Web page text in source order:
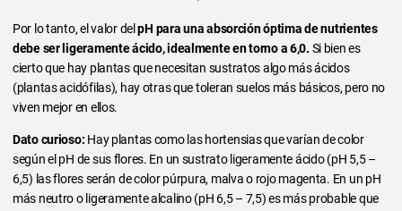
Por lo tanto, el valor delpH para una absorción óptima de nutrientes
debe ser ligeramente ácido, idealmente en torno a 6,0. Si bien es
cierto que hay plantas que necesitan sustratos algo más ácidos
(plantas acidófilas), hay otras que toleran suelos más básicos, pero no
viven mejor en ellos.
Dato curioso: Hay plantas como las hortensias que varían de color
según el pH de sus flores. En un sustrato ligeramente ácido (pH 5,5 –
6,5) las flores serán de color púrpura, malva o rojo magenta. En un pH
más neutro o ligeramente alcalino (pH 6,5 – 7,5) es más probable que